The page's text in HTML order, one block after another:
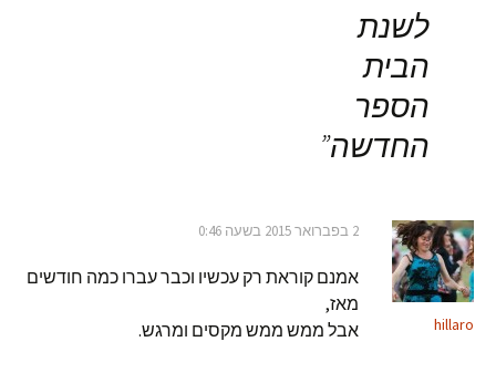
לשנת
הבית
הספר
החדשה”
hillaro
2 בפברואר 2015 בשעה 0:46
אמנם קוראת רק עכשיו וכבר עברו כמה חודשים
מאז,
אבל ממש ממש מקסים ומרגש.